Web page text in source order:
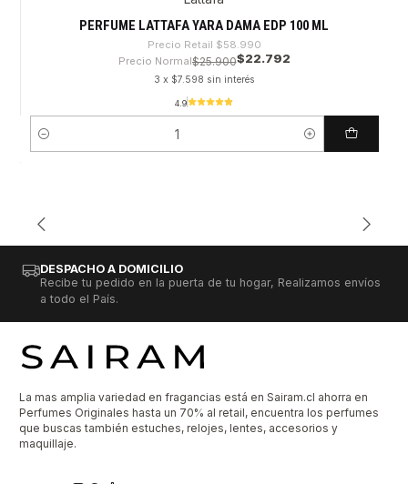
PERFUME LATTAFA YARA DAMA EDP 100 ML
Precio Retail $58.990
Precio Normal$25.900$22.792
3 x $7.598 sin interés
4.9
Cantidad
DESPACHO A DOMICILIO
Recibe tu pedido en la puerta de tu hogar, Realizamos envíos
a todo el País.
La mas amplia variedad en fragancias está en Sairam.cl ahorra en
Perfumes Originales hasta un 70% al retail, encuentra los perfumes
que buscas también estuches, relojes, lentes, accesorios y
maquillaje.